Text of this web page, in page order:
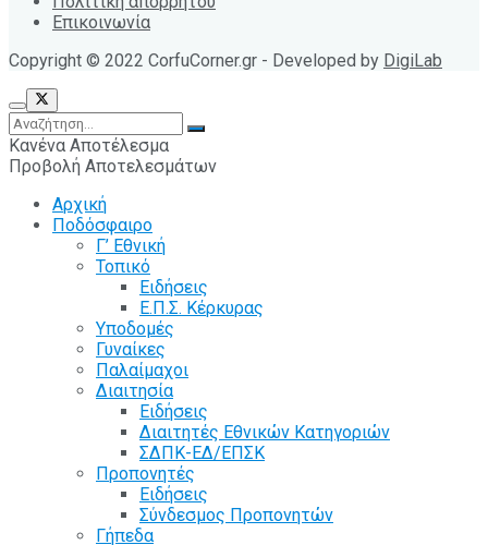
Επικοινωνία
Copyright © 2022 CorfuCorner.gr - Developed by DigiLab
Κανένα Αποτέλεσμα
Προβολή Αποτελεσμάτων
Αρχική
Ποδόσφαιρο
Γ’ Εθνική
Τοπικό
Ειδήσεις
Ε.Π.Σ. Κέρκυρας
Υποδομές
Γυναίκες
Παλαίμαχοι
Διαιτησία
Ειδήσεις
Διαιτητές Εθνικών Κατηγοριών
ΣΔΠΚ-ΕΔ/ΕΠΣΚ
Προπονητές
Ειδήσεις
Σύνδεσμος Προπονητών
Γήπεδα